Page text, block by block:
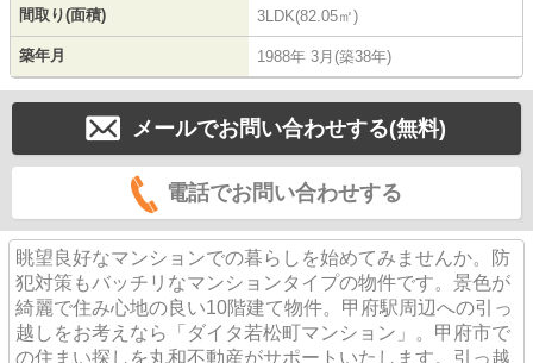
間取り(面積) 3LDK(82.05㎡)
築年月 1988年 3月(築38年)
メールでお問い合わせする(無料)
電話でお問い合わせする
眺望良好なマンションでの暮らしを始めてみませんか。防
犯対策もバッチリなマンションタイプの物件です。景色が
綺麗で住み心地の良い10階建て物件。甲府駅周辺への引っ
越しをお考えなら「ダイタ若松町マンション」。甲府市で
の住まい探しを丸和不動産がサポートいたします。引っ越